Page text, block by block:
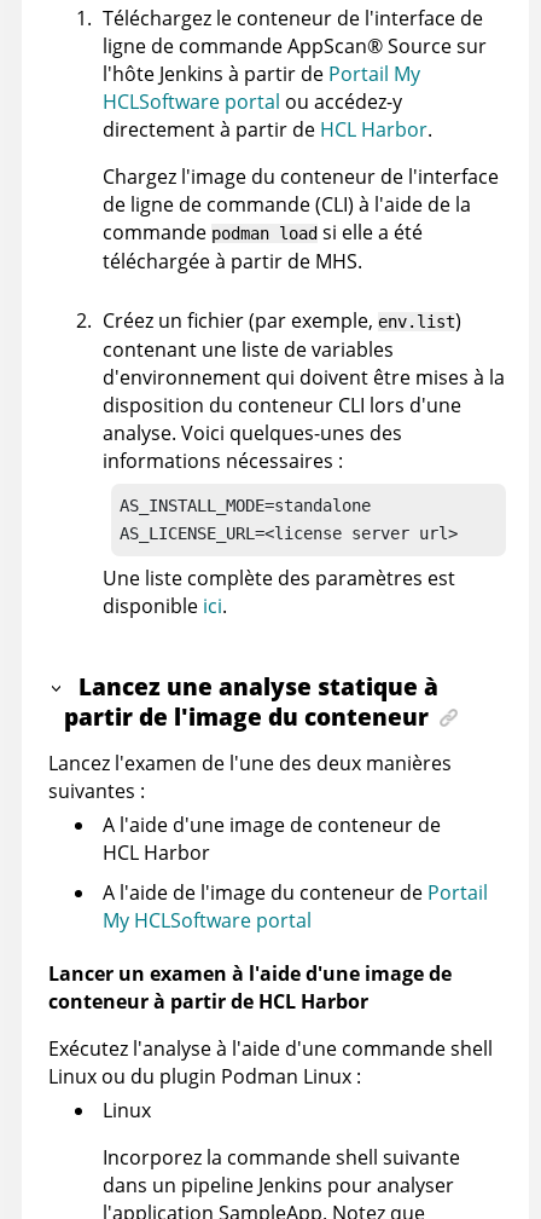
Téléchargez le conteneur de l'interface de
ligne de commandeAppScan®Sourcesur
l'hôte Jenkins à partir de Portail My
HCLSoftware portal ou accédez-y
directement à partir de HCL Harbor.
Chargez l'image du conteneur de l'interface
de ligne de commande (CLI) à l'aide de la
commande podman load si elle a été
téléchargée à partir de MHS.
Créez un fichier (par exemple, env.list)
contenant une liste de variables
d'environnement qui doivent être mises à la
disposition du conteneur CLI lors d'une
analyse. Voici quelques-unes des
informations nécessaires :
AS_INSTALL_MODE=standalone
AS_LICENSE_URL=<license server url>
Une liste complète des paramètres est
disponible ici.
Lancez une analyse statique à
partir de l'image du conteneur
Lancez l'examen de l'une des deux manières
suivantes :
A l'aide d'une image de conteneur de
HCL Harbor
A l'aide de l'image du conteneur de Portail
My HCLSoftware portal
Lancer un examen à l'aide d'une image de
conteneur à partir de HCL Harbor
Exécutez l'analyse à l'aide d'une commande shell
Linux ou du plugin Podman Linux :
Linux
Incorporez la commande shell suivante
dans un pipeline Jenkins pour analyser
l'application SampleApp. Notez que